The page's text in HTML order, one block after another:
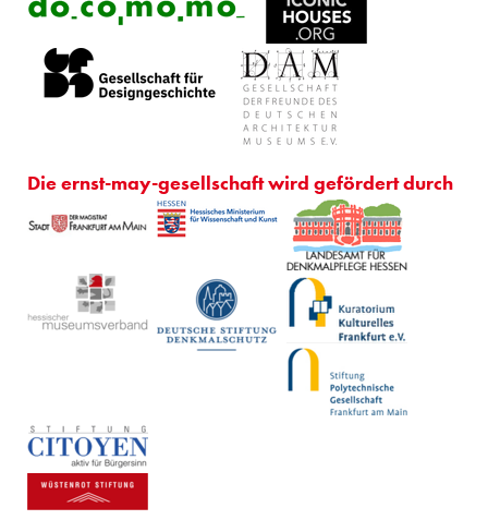
Die ernst-may-gesellschaft wird gefördert durch